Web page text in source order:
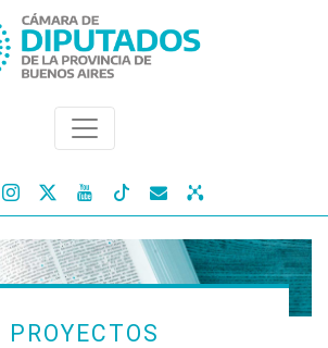
  
PROYECTOS